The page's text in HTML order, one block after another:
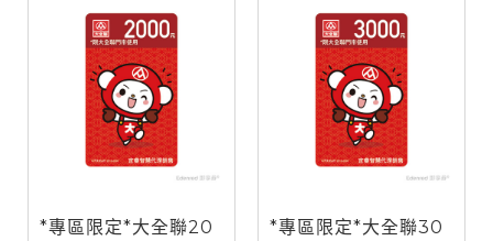
*專區限定*大全聯20
*專區限定*大全聯30